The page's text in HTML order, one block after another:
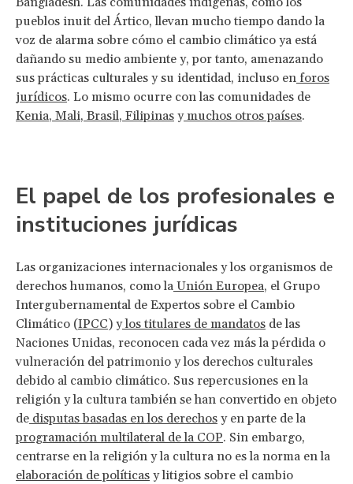
pueblos inuit del Ártico, llevan mucho tiempo dando la
voz de alarma sobre cómo el cambio climático ya está
dañando su medio ambiente y, por tanto, amenazando
sus prácticas culturales y su identidad, incluso en foros
jurídicos. Lo mismo ocurre con las comunidades de
Kenia, Mali, Brasil, Filipinas ymuchos otros países.
El papel de los profesionales e
instituciones jurídicas
Las organizaciones internacionales y los organismos de
derechos humanos, como la Unión Europea, el Grupo
Intergubernamental de Expertos sobre el Cambio
Climático (IPCC) ylos titulares de mandatos de las
Naciones Unidas, reconocen cada vez más la pérdida o
vulneración del patrimonio y los derechos culturales
debido al cambio climático. Sus repercusiones en la
religión y la cultura también se han convertido en objeto
de disputas basadas en los derechos y en parte de la
programación multilateral de la COP. Sin embargo,
centrarse en la religión y la cultura no es la norma en la
elaboración de políticas y litigios sobre el cambio